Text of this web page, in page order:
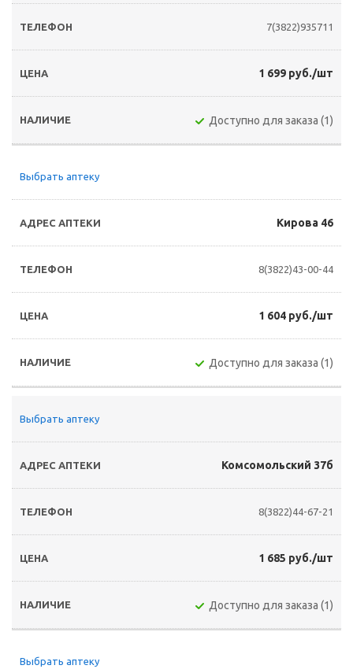
7(3822)935711
1 699 руб./шт
Доступно для заказа (1)
Выбрать аптеку
Кирова 46
8(3822)43-00-44
1 604 руб./шт
Доступно для заказа (1)
Выбрать аптеку
Комсомольский 37б
8(3822)44-67-21
1 685 руб./шт
Доступно для заказа (1)
Выбрать аптеку